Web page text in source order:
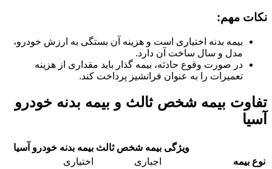
نکات مهم:
بیمه بدنه اختیاری است و هزینه آن بستگی به ارزش خودرو،
مدل و سال ساخت آن دارد.
در صورت وقوع حادثه، بیمه گذار باید مقداری از هزینه
تعمیرات را به عنوان فرانشیز پرداخت کند.
تفاوت بیمه شخص ثالث و بیمه بدنه خودرو
آسیا
ویژگی بیمه شخص ثالث بیمه بدنه خودرو آسیا
نوع بیمه
اجباری
اختیاری